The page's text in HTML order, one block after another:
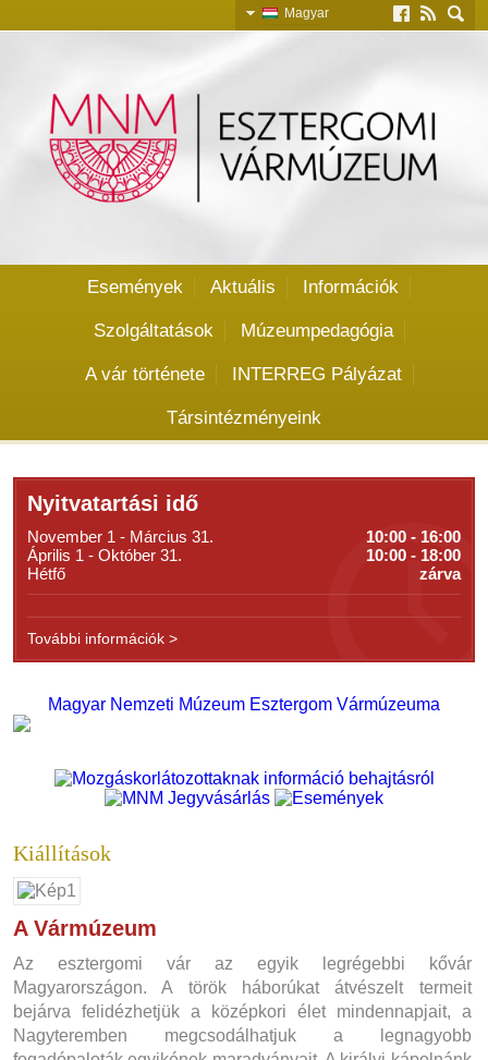
Magyar
Események Aktuális Információk
Szolgáltatások Múzeumpedagógia
A vár története INTERREG Pályázat
Társintézményeink
Nyitvatartási idő
November 1 - Március 31.
10:00 - 16:00
Április 1 - Október 31.
10:00 - 18:00
Hétfő
zárva
További információk >
Magyar Nemzeti Múzeum Esztergom Vármúzeuma
Kiállítások
A Vármúzeum
Az esztergomi vár az egyik legrégebbi kővár
Magyarországon. A török háborúkat átvészelt termeit
bejárva felidézhetjük a középkori élet mindennapjait, a
Nagyteremben megcsodálhatjuk a legnagyobb